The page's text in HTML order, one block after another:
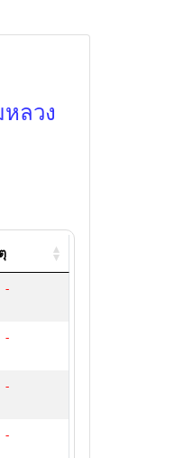
ลวง
-
-
-
-